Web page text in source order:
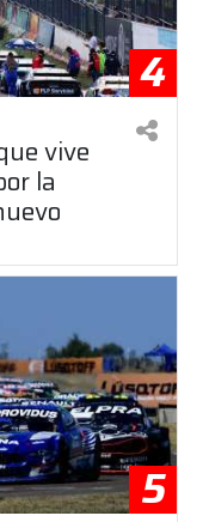
4
vive
la
5